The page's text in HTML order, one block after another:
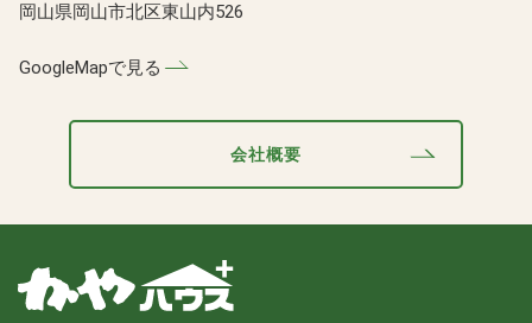
岡山県岡山市北区東山内526
GoogleMapで見る
会社概要